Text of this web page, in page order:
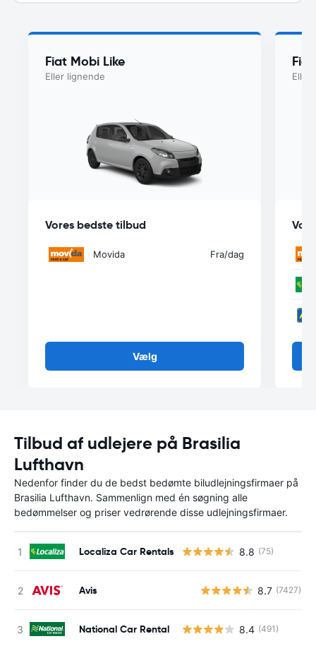
Fiat Mobi Like
Eller lignende
Vores bedste tilbud
Movida Fra/dag
Vælg
Eller
Tilbud af udlejere på Brasilia
Lufthavn
Nedenfor finder du de bedst bedømte biludlejningsfirmaer på
Brasilia Lufthavn. Sammenlign med én søgning alle
bedømmelser og priser vedrørende disse udlejningsfirmaer.
Localiza Car Rentals 8.8 (75)
Avis 8.7 (7427)
National Car Rental 8.4 (491)